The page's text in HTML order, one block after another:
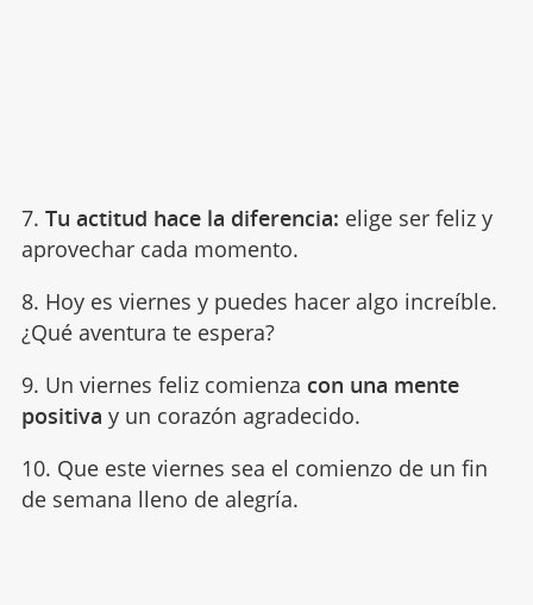
7. Tu actitud hace la diferencia: elige ser feliz y
aprovechar cada momento.
8. Hoy es viernes y puedes hacer algo increíble.
¿Qué aventura te espera?
9. Un viernes feliz comienza con una mente
positiva y un corazón agradecido.
10. Que este viernes sea el comienzo de un fin
de semana lleno de alegría.